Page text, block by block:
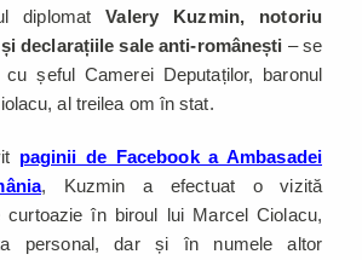
diplomatValery Kuzmin, notoriu
declarațiile sale anti-românești – se
șeful Camerei Deputaților, baronul
al treilea om în stat.
paginii de Facebook a Ambasadei
, Kuzmin a efectuat o vizită
curtoazie în biroul lui Marcel Ciolacu,
personal, dar și în numele altor